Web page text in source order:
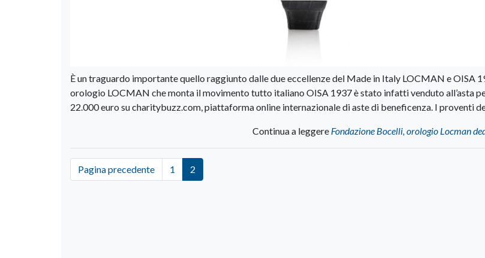
È un traguardo importante quello raggiunto dalle due eccellenze del Made in Italy LOCMAN e OISA
orologio LOCMAN che monta il movimento tutto italiano OISA 1937 è stato infatti venduto all’asta
22.000 euro su charitybuzz.com, piattaforma online internazionale di aste di beneficenza. I proventi
Continua a leggere Fondazione Bocelli, orologio Locman
Pagina precedente 1 2